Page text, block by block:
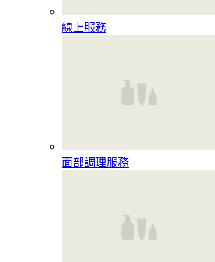
線上服務
面部調理服務